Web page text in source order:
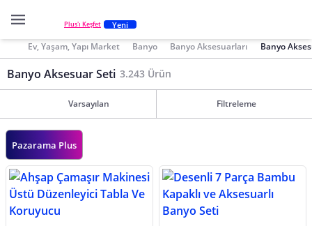
Plus'ı Keşfet Yeni
Ev, Yaşam, Yapı Market Banyo Banyo Aksesuarları Banyo
Banyo Aksesuar Seti 3.243 Ürün
Varsayılan Filtreleme
Pazarama Plus